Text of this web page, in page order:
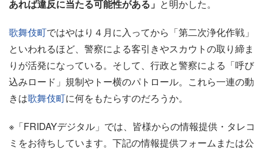
あれば違反に当たる可能性がある」 と明かした。
歌舞伎町ではやはり４月に入ってから「第二次浄化作戦」
といわれるほど、警察による客引きやスカウトの取り締ま
りが活発になっている。そして、行政と警察による「呼び
込みロード」規制やトー横のパトロール。これら一連の動
きは歌舞伎町に何をもたらすのだろうか。
※「FRIDAYデジタル」では、皆様からの情報提供・タレコ
ミをお待ちしています。下記の情報提供フォームまたは公